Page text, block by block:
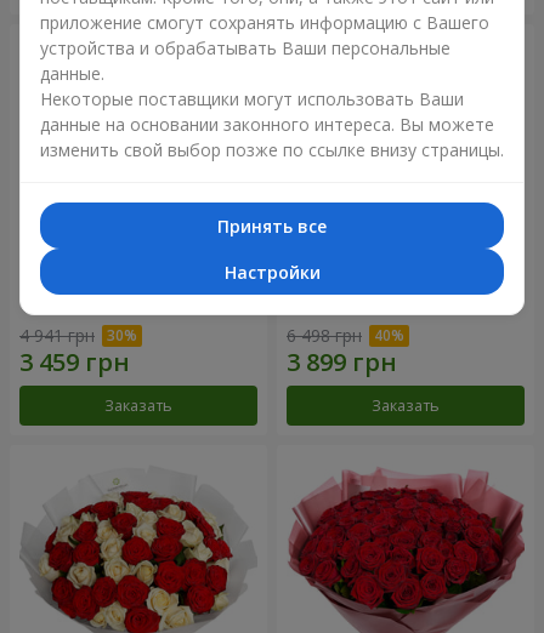
Букет "Нежный оттенок"
4 941 грн
Заказать
Цветы в коробке “Кадриль”
6 498 грн
Заказать
приложение смогут сохранять информацию с Вашего
устройства и обрабатывать Ваши персональные
данные.
Некоторые поставщики могут использовать Ваши
данные на основании законного интереса. Вы можете
изменить свой выбор позже по ссылке внизу страницы.
Принять все
Настройки